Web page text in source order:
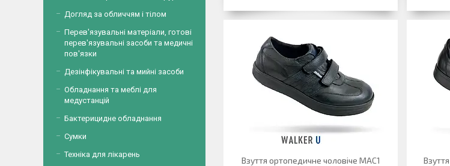
Взуття ортопедичне чоловіче MAC1
Догляд за обличчям і тілом
Перев'язувальні матеріали, готові
перев'язувальні засоби та медичні
пов'язки
Дезінфікувальні та мийні засоби
Обладнання та меблі для
медустанцій
Бактерицидне обладнання
Сумки
Техніка для лікарень